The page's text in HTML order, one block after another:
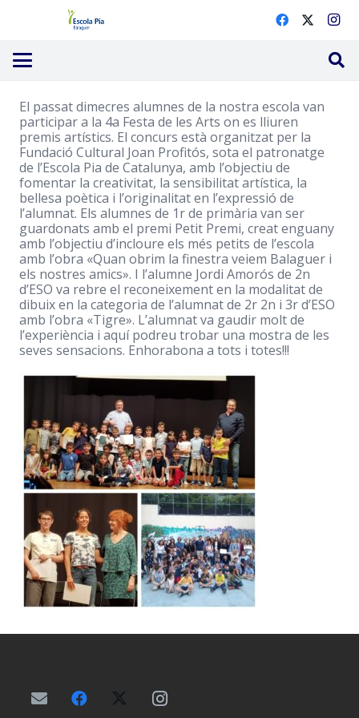
El passat dimecres alumnes de la nostra escola van
participar a la 4a Festa de les Arts on es lliuren
premis artístics. El concurs està organitzat per la
Fundació Cultural Joan Profitós, sota el patronatge
de l’Escola Pia de Catalunya, amb l’objectiu de
fomentar la creativitat, la sensibilitat artística, la
bellesa poètica i l’originalitat en l’expressió de
l’alumnat. Els alumnes de 1r de primària van ser
guardonats amb el premi Petit Premi, creat enguany
amb l’objectiu d’incloure els més petits de l’escola
amb l’obra «Quan obrim la finestra veiem Balaguer i
els nostres amics». I l’alumne Jordi Amorós de 2n
d’ESO va rebre el reconeixement en la modalitat de
dibuix en la categoria de l’alumnat de 2r 2n i 3r d’ESO
amb l’obra «Tigre». L’alumnat va gaudir molt de
l’experiència i aquí podreu trobar una mostra de les
seves sensacions. Enhorabona a tots i totes!!!